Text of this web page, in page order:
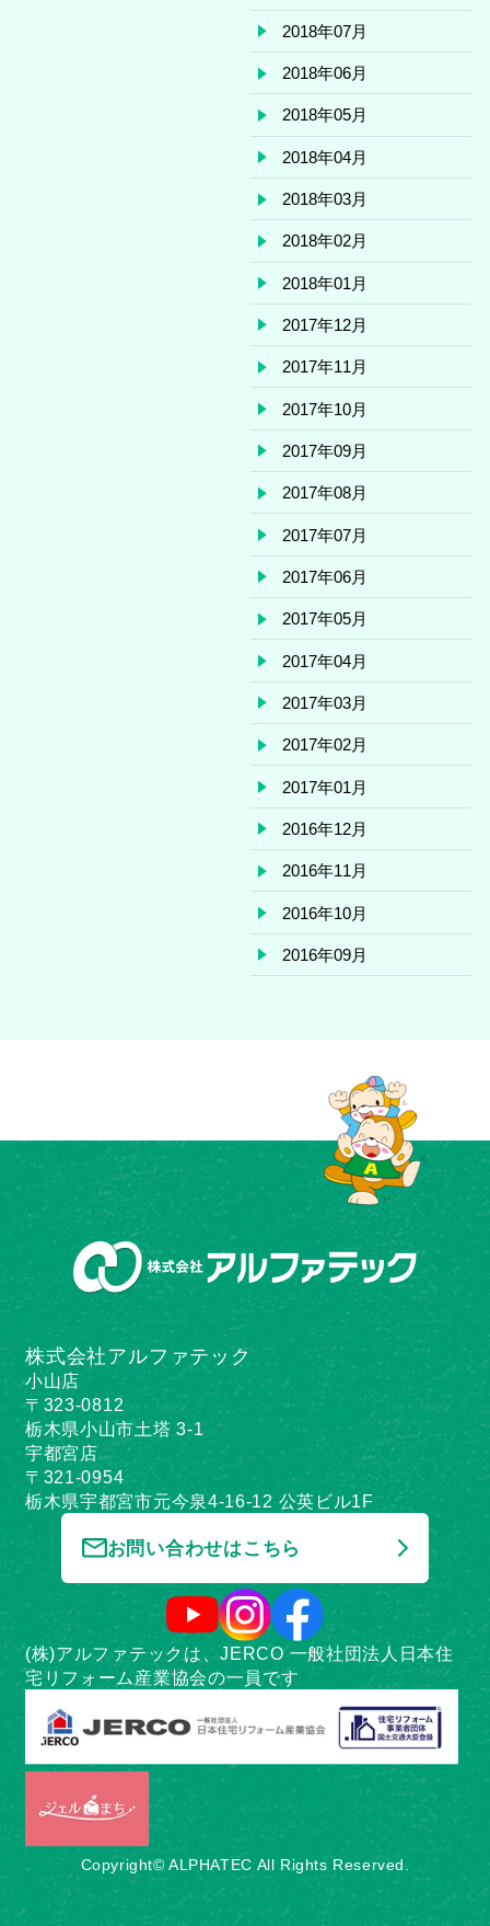
2018年07月
2018年06月
2018年05月
2018年04月
2018年03月
2018年02月
2018年01月
2017年12月
2017年11月
2017年10月
2017年09月
2017年08月
2017年07月
2017年06月
2017年05月
2017年04月
2017年03月
2017年02月
2017年01月
2016年12月
2016年11月
2016年10月
2016年09月
株式会社アルファテック
小山店
〒323-0812
栃木県小山市土塔 3-1
宇都宮店
〒321-0954
栃木県宇都宮市元今泉4-16-12 公英ビル1F
お問い合わせはこちら
(株)アルファテックは、JERCO 一般社団法人日本住
宅リフォーム産業協会の一員です
Copyright© ALPHATEC All Rights Reserved.